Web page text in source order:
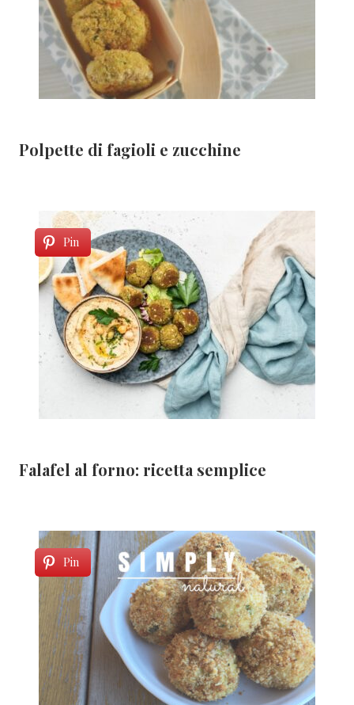
Polpette di fagioli e zucchine
Pin
Falafel al forno: ricetta semplice
Pin